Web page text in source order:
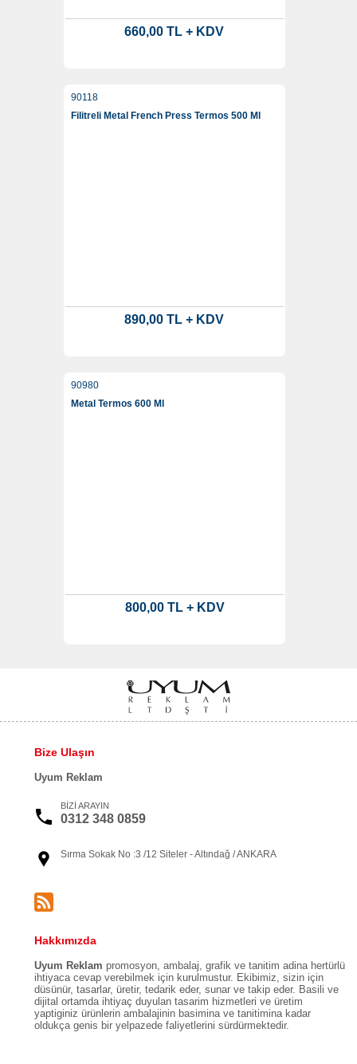
660,00 TL + KDV
90118
Filitreli Metal French Press Termos 500 Ml
890,00 TL + KDV
90980
Metal Termos 600 Ml
800,00 TL + KDV
Bize Ulaşın
Uyum Reklam
BİZİ ARAYIN
0312 348 0859
Sırma Sokak No :3 /12 Siteler - Altındağ / ANKARA
Hakkımızda
Uyum Reklam promosyon, ambalaj, grafik ve tanitim adina hertürlü
ihtiyaca cevap verebilmek için kurulmustur. Ekibimiz, sizin için
düsünür, tasarlar, üretir, tedarik eder, sunar ve takip eder. Basili ve
dijital ortamda ihtiyaç duyulan tasarim hizmetleri ve üretim
yaptiginiz ürünlerin ambalajinin basimina ve tanitimina kadar
oldukça genis bir yelpazede faliyetlerini sürdürmektedir.